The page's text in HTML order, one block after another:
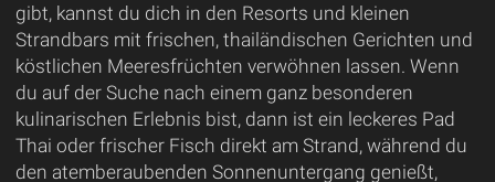
gibt, kannst du dich in den Resorts und kleinen
Strandbars mit frischen, thailändischen Gerichten und
köstlichen Meeresfrüchten verwöhnen lassen. Wenn
du auf der Suche nach einem ganz besonderen
kulinarischen Erlebnis bist, dann ist ein leckeres Pad
Thai oder frischer Fisch direkt am Strand, während du
den atemberaubenden Sonnenuntergang genießt,